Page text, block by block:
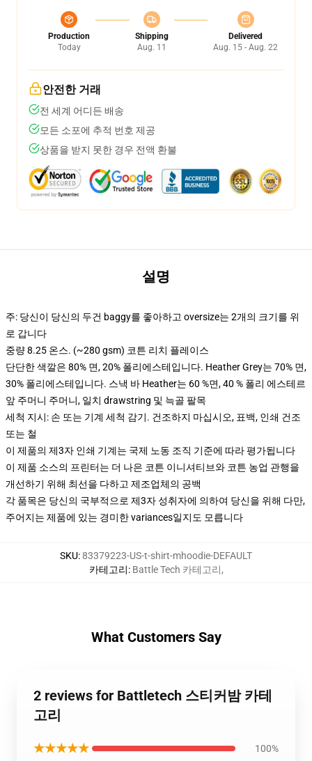
Production
Today
Shipping
Aug. 11
Delivered
Aug. 15 - Aug. 22
안전한 거래
전 세계 어디든 배송
모든 소포에 추적 번호 제공
상품을 받지 못한 경우 전액 환불
설명
주: 당신이 당신의 두건 baggy를 좋아하고 oversize는 2개의 크기를 위
로 갑니다
중량 8.25 온스. (~280 gsm) 코튼 리치 플레이스
단단한 색깔은 80% 면, 20% 폴리에스테입니다. Heather Grey는 70% 면,
30% 폴리에스테입니다. 스낵 바 Heather는 60 %면, 40 % 폴리 에스테르
앞 주머니 주머니, 일치 drawstring 및 늑골 팔목
세척 지시: 손 또는 기계 세척 감기. 건조하지 마십시오, 표백, 인쇄 건조
또는 철
이 제품의 제3자 인쇄 기계는 국제 노동 조직 기준에 따라 평가됩니다
이 제품 소스의 프린터는 더 나은 코튼 이니셔티브와 코튼 농업 관행을
개선하기 위해 최선을 다하고 제조업체의 공백
각 품목은 당신의 국부적으로 제3자 성취자에 의하여 당신을 위해 다만,
주어지는 제품에 있는 경미한 variances일지도 모릅니다
SKU:83379223-US-t-shirt-mhoodie-DEFAULT
카테고리: Battle Tech 카테고리,
What Customers Say
2 reviews for Battletech 스티커밤 카테
고리
★★★★★ 100%